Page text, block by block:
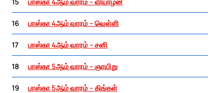
16 பாஸ்கா 4ஆம் வாரம் – வெள்ளி
17 பாஸ்கா 4ஆம் வாரம் – சனி
18 பாஸ்கா 5ஆம் வாரம் – ஞாயிறு
19 பாஸ்கா 5ஆம் வாரம் – திங்கள்